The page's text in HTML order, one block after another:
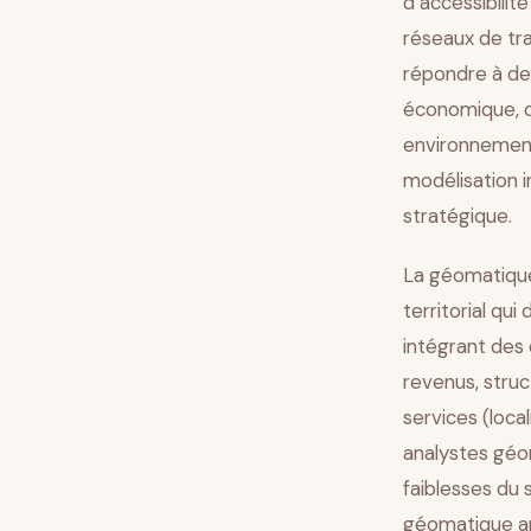
réseaux de
répondre à
économique,
modélisation
stratégique.
La
territorial qui
intégrant des
revenus,
services
analystes
faiblesses du
géomatique